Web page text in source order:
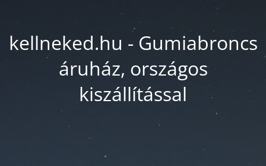
kellneked.hu - Gumiabroncs
áruház, országos
kiszállítással